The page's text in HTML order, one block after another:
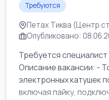
Требуются
Петах Тиква (Центр
Опубликовано:
Требуется
Описание вакансии: -
электронных катушек
включая пайку,